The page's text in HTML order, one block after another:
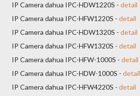
IP Camera dahua IPC-HDW1220S - detail
IP Camera dahua IPC-HFW1220S - detail
IP Camera dahua IPC-HDW1320S - detail
IP Camera dahua IPC-HFW1320S - detail
IP Camera dahua IPC-HFW-1000S - detail
IP Camera dahua IPC-HDW-1000S - detail
IP Camera dahua IPC-HFW4220S - detail